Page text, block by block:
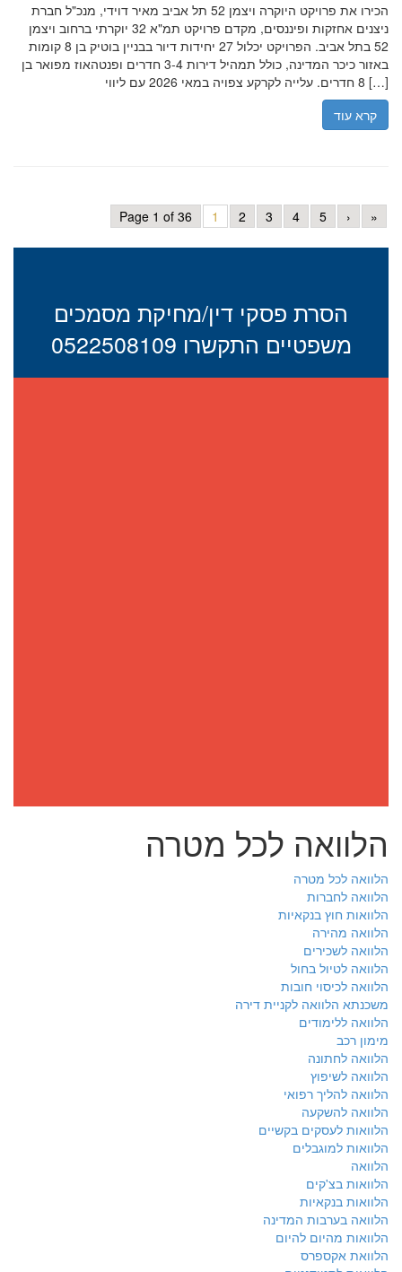
הכירו את פרויקט היוקרה ויצמן 52 תל אביב מאיר דוידי, מנכ"ל חברת
ניצנים אחזקות ופיננסים, מקדם פרויקט תמ"א 32 יוקרתי ברחוב ויצמן
52 בתל אביב. הפרויקט יכלול 27 יחידות דיור בבניין בוטיק בן 8 קומות
באזור כיכר המדינה, כולל תמהיל דירות 3-4 חדרים ופנטהאוז מפואר בן
8 חדרים. עלייה לקרקע צפויה במאי 2026 עם ליווי […]
קרא עוד
Page 1 of 36 1 2 3 4 5 › »
הסרת פסקי דין/מחיקת מסמכים
משפטיים התקשרו 0522508109
הלוואה לכל מטרה
הלוואה לכל מטרה
הלוואה לחברות
הלוואות חוץ בנקאיות
הלוואה מהירה
הלוואה לשכירים
הלוואה לטיול בחול
הלוואה לכיסוי חובות
משכנתא הלוואה לקניית דירה
הלוואה ללימודים
מימון רכב
הלוואה לחתונה
הלוואה לשיפוץ
הלוואה להליך רפואי
הלוואה להשקעה
הלוואות לעסקים בקשיים
הלוואות למוגבלים
הלוואה
הלוואות בצ'קים
הלוואות בנקאיות
הלוואה בערבות המדינה
הלוואות מהיום להיום
הלוואת אקספרס